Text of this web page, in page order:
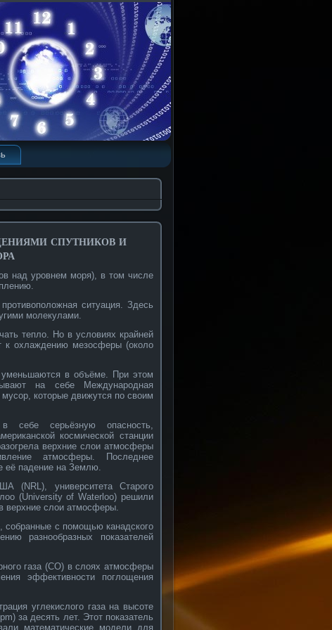
спутников и
над уровнем моря), в том числе
ситуация. Здесь
молекулами.
тепло. Но в условиях крайней
к охлаждению мезосферы (около
в объёме. При этом
на себе Международная
которые движутся по своим
себе серьёзную опасность,
космической станции
верхние слои атмосферы
атмосферы. Последнее
её падение на Землю.
(NRL), университета Старого
(University of Waterloo) решили
верхние слои атмосферы.
собранные с помощью канадского
разнообразных показателей
газа (СО) в слоях атмосферы
эффективности поглощения
углекислого газа на высоте
за десять лет. Этот показатель
математические модели для